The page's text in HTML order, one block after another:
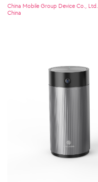
China Mobile Group Device Co., Ltd.
China